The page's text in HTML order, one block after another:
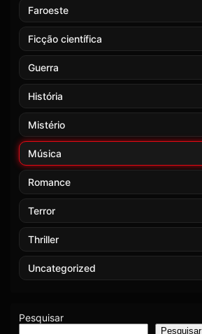
Faroeste
Ficção científica
Guerra
História
Mistério
Música
Romance
Terror
Thriller
Uncategorized
Pesquisar
Pesquisar